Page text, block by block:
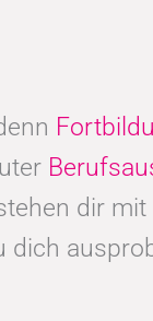
dir
dich